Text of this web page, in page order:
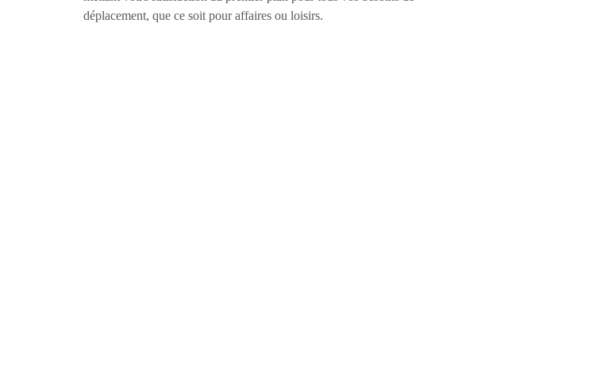
déplacement, que ce soit pour affaires ou loisirs.